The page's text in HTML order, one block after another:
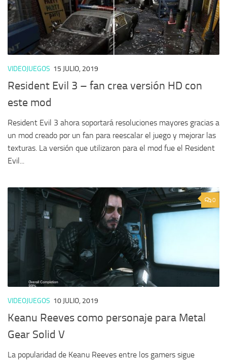
VIDEOJUEGOS 15 JULIO, 2019
Resident Evil 3 – fan crea versión HD con
este mod
Resident Evil 3 ahora soportará resoluciones mayores gracias a
un mod creado por un fan para reescalar el juego y mejorar las
texturas. La versión que utilizaron para el mod fue el Resident
Evil...
0
VIDEOJUEGOS 10 JULIO, 2019
Keanu Reeves como personaje para Metal
Gear Solid V
La popularidad de Keanu Reeves entre los gamers sigue